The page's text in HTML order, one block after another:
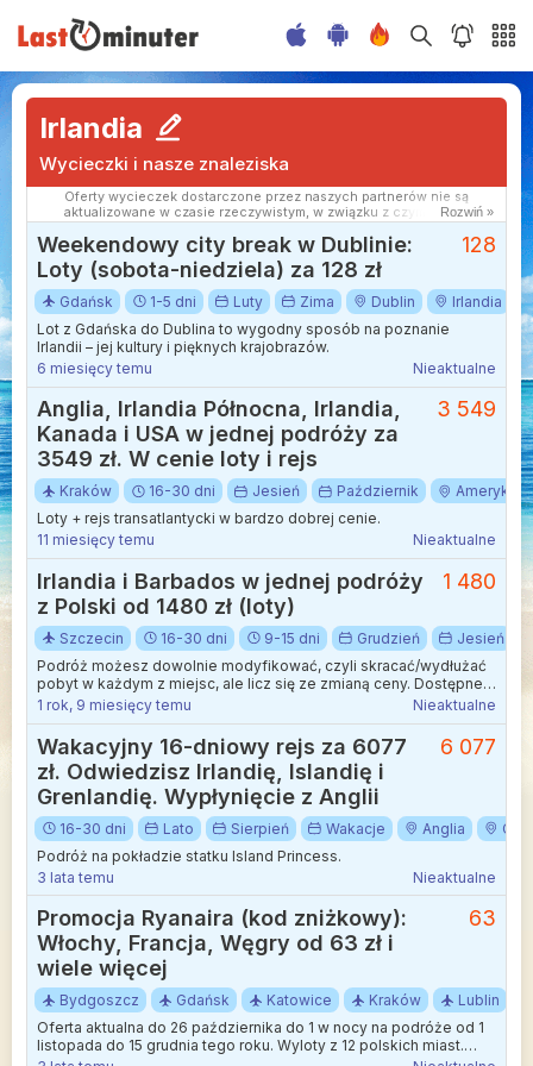
Irlandia
Wycieczki i nasze znaleziska
Oferty wycieczek dostarczone przez naszych partnerów nie są
aktualizowane w czasie rzeczywistym, w związku z czym ceny i
dostępność ofert mogą się nieznacznie różnić od aktualnych.
Dokładamy wszelkich starań aby rozbieżności były jak najmniejsze.
Rozwiń »
Weekendowy city break w Dublinie:
Loty (sobota-niedziela) za 128 zł
128
Gdańsk 1-5 dni Luty Zima Dublin
Irlandia
Lot z Gdańska do Dublina to wygodny sposób na poznanie
Irlandii – jej kultury i pięknych krajobrazów.
6 miesięcy temu
Nieaktualne
Anglia, Irlandia Północna, Irlandia,
Kanada i USA w jednej podróży za
3549 zł. W cenie loty i rejs
3 549
Kraków 16-30 dni Jesień Październik
Ameryka
Loty + rejs transatlantycki w bardzo dobrej cenie.
11 miesięcy temu
Nieaktualne
Irlandia i Barbados w jednej podróży
z Polski od 1480 zł (loty)
1 480
Szczecin 16-30 dni 9-15 dni Grudzień
Jesień
Podróż możesz dowolnie modyfikować, czyli skracać/wydłużać
pobyt w każdym z miejsc, ale licz się ze zmianą ceny. Dostępne
terminy od listopada 2024 do marca 2025 roku.
1 rok, 9 miesięcy temu Nieaktualne
Wakacyjny 16-dniowy rejs za 6077
zł. Odwiedzisz Irlandię, Islandię i
Grenlandię. Wypłynięcie z Anglii
6 077
16-30 dni Lato Sierpień Wakacje Anglia
Podróż na pokładzie statku Island Princess.
3 lata temu
Nieaktualne
Promocja Ryanaira (kod zniżkowy):
Włochy, Francja, Węgry od 63 zł i
wiele więcej
63
Bydgoszcz Gdańsk Katowice Kraków
Lublin
Oferta aktualna do 26 października do 1 w nocy na podróże od 1
listopada do 15 grudnia tego roku. Wyloty z 12 polskich miast.